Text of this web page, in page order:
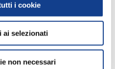
i cookie
ai selezionati
non necessari